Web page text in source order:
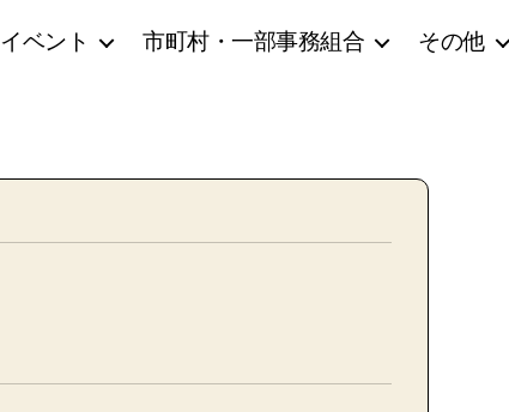
イベント 市町村・一部事務組合 その他